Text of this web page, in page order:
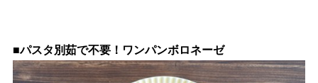
■パスタ別茹で不要！ワンパンボロネーゼ